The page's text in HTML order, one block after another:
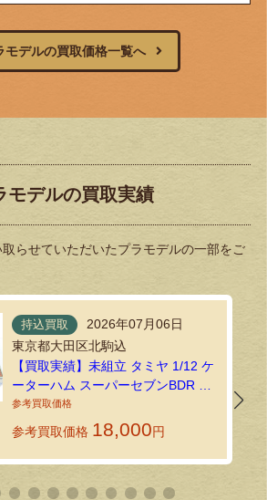
モデルの買取価格一覧へ
モデルの買取実績
らせていただいたプラモデルの一部をご
持込買取
2026年07月06日
東京都大田区北駒込
【買取実績】未組立 タミヤ 1/12 ケ
ーターハム スーパーセブンBDR プ
ラモデルを練馬店で買取しました
参考買取価格 18,000円